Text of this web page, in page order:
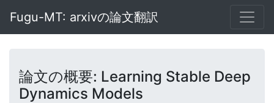
Fugu-MT: arxivの論文翻訳
論文の概要: Learning Stable Deep
Dynamics Models